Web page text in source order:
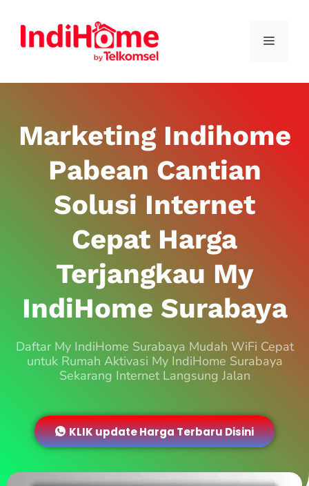
Marketing Indihome
Pabean Cantian
Solusi Internet
Cepat Harga
Terjangkau My
IndiHome Surabaya
Daftar My IndiHome Surabaya Mudah WiFi Cepat
untuk Rumah Aktivasi My IndiHome Surabaya
Sekarang Internet Langsung Jalan
KLIK update Harga Terbaru Disini